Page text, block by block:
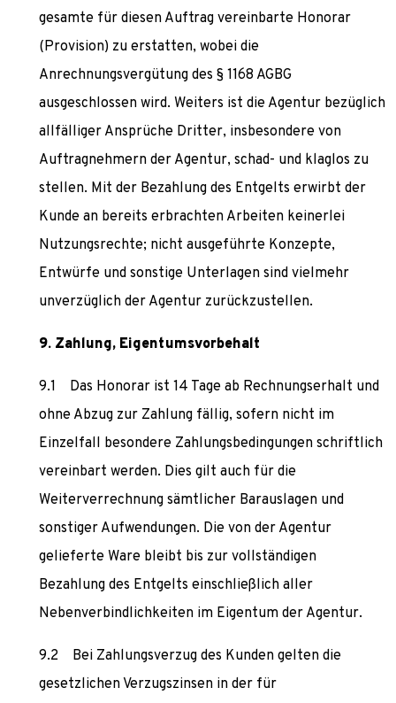
gesamte für diesen Auftrag vereinbarte Honorar
(Provision) zu erstatten, wobei die
Anrechnungsvergütung des § 1168 AGBG
ausgeschlossen wird. Weiters ist die Agentur bezüglich
allfälliger Ansprüche Dritter, insbesondere von
Auftragnehmern der Agentur, schad- und klaglos zu
stellen. Mit der Bezahlung des Entgelts erwirbt der
Kunde an bereits erbrachten Arbeiten keinerlei
Nutzungsrechte; nicht ausgeführte Konzepte,
Entwürfe und sonstige Unterlagen sind vielmehr
unverzüglich der Agentur zurückzustellen.
Zahlung, Eigentumsvorbehalt
Das Honorar ist 14 Tage ab Rechnungserhalt und
ohne Abzug zur Zahlung fällig, sofern nicht im
Einzelfall besondere Zahlungsbedingungen schriftlich
vereinbart werden. Dies gilt auch für die
Weiterverrechnung sämtlicher Barauslagen und
sonstiger Aufwendungen. Die von der Agentur
gelieferte Ware bleibt bis zur vollständigen
Bezahlung des Entgelts einschließlich aller
Nebenverbindlichkeiten im Eigentum der Agentur.
Bei Zahlungsverzug des Kunden gelten die
gesetzlichen Verzugszinsen in der für